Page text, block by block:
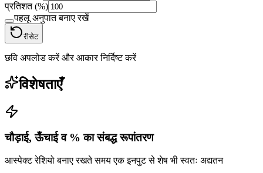
प्रतिशत (%)
पहलू अनुपात बनाए रखें
रीसेट
छवि अपलोड करें और आकार निर्दिष्ट करें
विशेषताएँ
चौड़ाई, ऊँचाई व % का संबद्ध रूपांतरण
आस्पेक्ट रेशियो बनाए रखते समय एक इनपुट से शेष भी स्वतः अद्यतन